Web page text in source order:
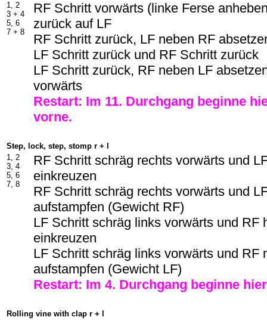
1, 2
3 + 4
5, 6
7 + 8
RF Schritt vorwärts (linke Ferse
zurück auf LF
RF Schritt zurück, LF neben RF
LF Schritt zurück und RF Schritt zurück
LF Schritt zurück, RF neben LF
vorwärts
Restart: Im 11. Durchgang beginne
vorne.
Step, lock, step, stomp r + l
1, 2
3, 4
5, 6
7, 8
RF Schritt schräg rechts vorwärts und
einkreuzen
RF Schritt schräg rechts vorwärts und
aufstampfen (Gewicht RF)
LF Schritt schräg links vorwärts und RF
einkreuzen
LF Schritt schräg links vorwärts und RF
aufstampfen (Gewicht LF)
Restart: Im 4. Durchgang beginne
Rolling vine with clap r + l